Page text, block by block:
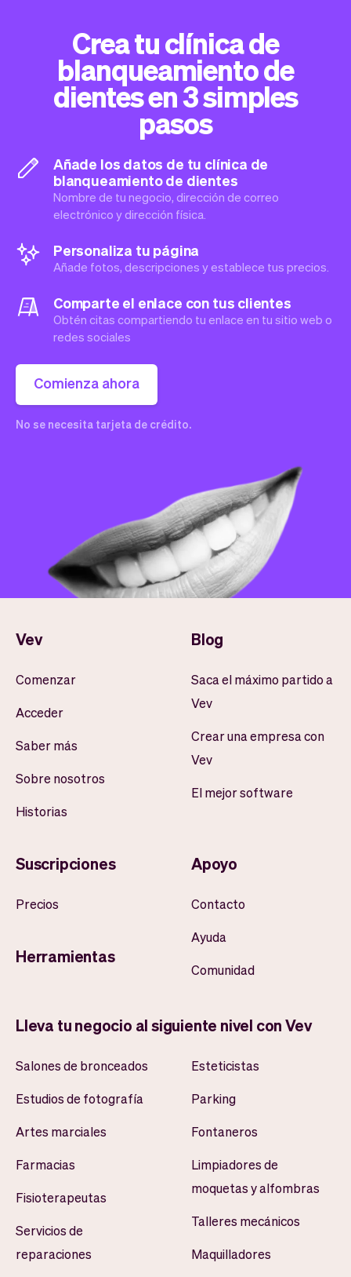
Crea tu clínica de
blanqueamiento de
dientes en 3 simples
pasos
Añade los datos de tu clínica de
blanqueamiento de dientes
Nombre de tu negocio, dirección de correo
electrónico y dirección física.
Personaliza tu página
Añade fotos, descripciones y establece tus precios.
Comparte el enlace con tus clientes
Obtén citas compartiendo tu enlace en tu sitio web o
redes sociales
Comienza ahora
No se necesita tarjeta de crédito.
Vev
Comenzar
Acceder
Saber más
Sobre nosotros
Historias
Blog
Saca el máximo partido a
Vev
Crear una empresa con
Vev
El mejor software
Suscripciones
Precios
Herramientas
Apoyo
Contacto
Ayuda
Comunidad
Lleva tu negocio al siguiente nivel con Vev
Salones de bronceados
Estudios de fotografía
Artes marciales
Farmacias
Fisioterapeutas
Servicios de
reparaciones
Esteticistas
Parking
Fontaneros
Limpiadores de
moquetas y alfombras
Talleres mecánicos
Maquilladores